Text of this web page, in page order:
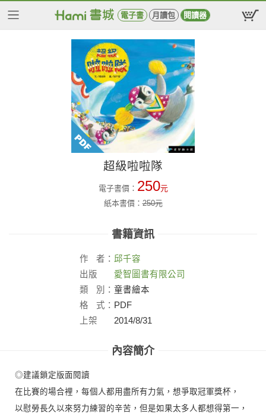
電子書 月讀包 閱讀器
超級啦啦隊
電子書價： 250元
紙本書價：250元
書籍資訊
作 者： 邱千容
出版
社：
愛智圖書有限公司
類
別： 童書繪本
格
式： PDF
上架
2014/8/31
內容簡介
◎建議鎖定版面閱讀
在比賽的場合裡，每個人都用盡所有力氣，想爭取冠軍獎杯，
以慰勞長久以來努力練習的辛苦，但是如果太多人都想得第一，